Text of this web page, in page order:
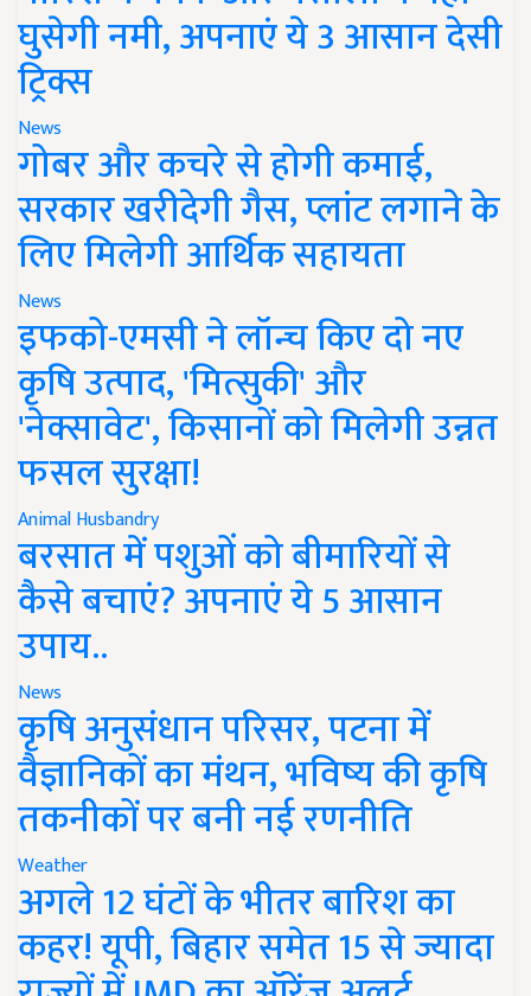
घुसेगी नमी, अपनाएं ये 3 आसान देसी
ट्रिक्स
News
गोबर और कचरे से होगी कमाई,
सरकार खरीदेगी गैस, प्लांट लगाने के
लिए मिलेगी आर्थिक सहायता
News
इफको-एमसी ने लॉन्च किए दो नए
कृषि उत्पाद, 'मित्सुकी' और
'नेक्सावेट', किसानों को मिलेगी उन्नत
फसल सुरक्षा!
Animal Husbandry
बरसात में पशुओं को बीमारियों से
कैसे बचाएं? अपनाएं ये 5 आसान
उपाय..
News
कृषि अनुसंधान परिसर, पटना में
वैज्ञानिकों का मंथन, भविष्य की कृषि
तकनीकों पर बनी नई रणनीति
Weather
अगले 12 घंटों के भीतर बारिश का
कहर! यूपी, बिहार समेत 15 से ज्यादा